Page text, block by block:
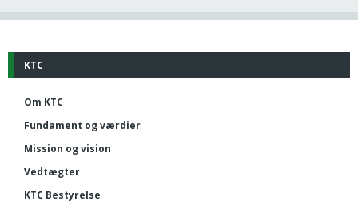
KTC
Om KTC
Fundament og værdier
Mission og vision
Vedtægter
KTC Bestyrelse